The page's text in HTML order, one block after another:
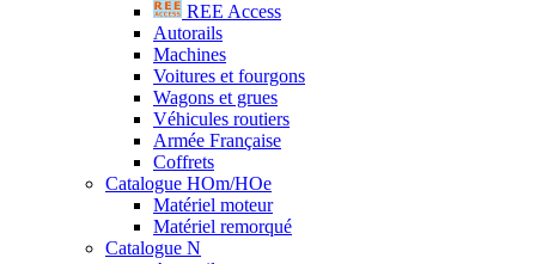
REE Access
Autorails
Machines
Voitures et fourgons
Wagons et grues
Véhicules routiers
Armée Française
Coffrets
Catalogue HOm/HOe
Matériel moteur
Matériel remorqué
Catalogue N